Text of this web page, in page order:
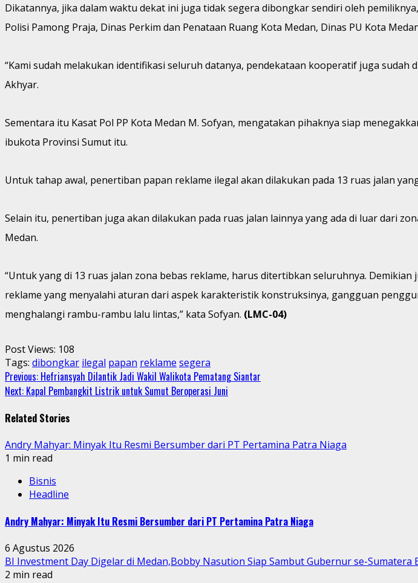
Dikatannya, jika dalam waktu dekat ini juga tidak segera dibongkar sendiri oleh
Polisi Pamong Praja, Dinas Perkim dan Penataan Ruang Kota Medan, Dinas PU Kota
“Kami sudah melakukan identifikasi seluruh datanya, pendekataan kooperatif juga sudah
Akhyar.
Sementara itu Kasat Pol PP Kota Medan M. Sofyan, mengatakan pihaknya siap
ibukota Provinsi Sumut itu.
Untuk tahap awal, penertiban papan reklame ilegal akan dilakukan pada 13 ruas jalan
Selain itu, penertiban juga akan dilakukan pada ruas jalan lainnya yang ada di luar dari
Medan.
“Untuk yang di 13 ruas jalan zona bebas reklame, harus ditertibkan seluruhnya.
reklame yang menyalahi aturan dari aspek karakteristik konstruksinya, gangguan
menghalangi rambu-rambu lalu lintas,” kata Sofyan. (LMC-04)
Post Views: 108
Tags: dibongkar ilegal papan reklame segera
Continue
Reading
Previous: Hefriansyah Dilantik Jadi Wakil Walikota Pematang Siantar
Next: Kapal Pembangkit Listrik untuk Sumut Beroperasi Juni
Related Stories
Andry Mahyar: Minyak Itu Resmi Bersumber dari PT Pertamina Patra Niaga
1 min read
Bisnis
Headline
Andry Mahyar: Minyak Itu Resmi Bersumber dari PT Pertamina Patra Niaga
6 Agustus 2026
BI Investment Day Digelar di Medan,Bobby Nasution Siap Sambut Gubernur se-Sumatera
2 min read